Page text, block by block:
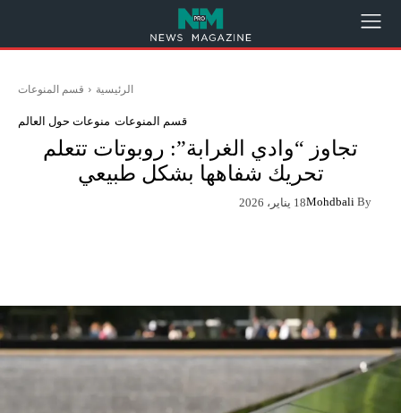
الرئيسية قسم المنوعات
قسم المنوعات منوعات حول العالم
تجاوز “وادي الغرابة”: روبوتات تتعلم
تحريك شفاهها بشكل طبيعي
By
Mohdbali18 يناير، 2026